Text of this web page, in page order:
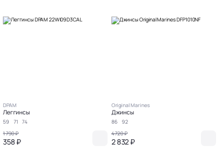
DPAM
Леггинсы
59 71
74
1 790 ₽
358 ₽
Original Marines
Джинсы
86
92
4 720 ₽
2 832 ₽